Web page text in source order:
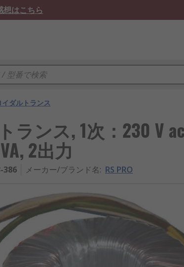
想はこちら
イダルトランス
ランス, 1次：230 V
2出力
386 メーカー/ブランド名: RS PRO